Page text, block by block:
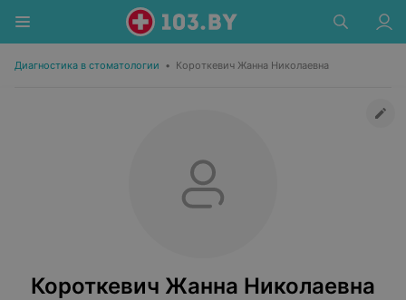
Диагностика в стоматологии • Короткевич Жанна Николаевна
Короткевич Жанна Николаевна